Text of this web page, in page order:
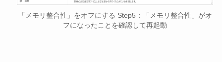
「メモリ整合性」をオフにする Step5：「メモリ整合性」がオ
フになったことを確認して再起動